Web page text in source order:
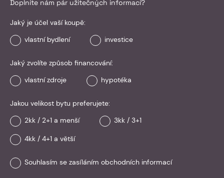
Doplníte nám pár užitečných informací?
Jaký je účel vaší koupě:
vlastní bydlení
investice
Jaký zvolíte způsob financování:
vlastní zdroje
hypotéka
Jakou velikost bytu preferujete:
2kk / 2+1 a menší
3kk / 3+1
4kk / 4+1 a větší
Souhlasím se zasíláním obchodních informací